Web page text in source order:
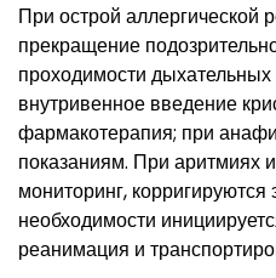
При острой аллергической
прекращение
проходимости дыхательных
внутривенное введение
фармакотерапия; при
показаниям. При аритмиях
мониторинг,
необходимости
реанимация и